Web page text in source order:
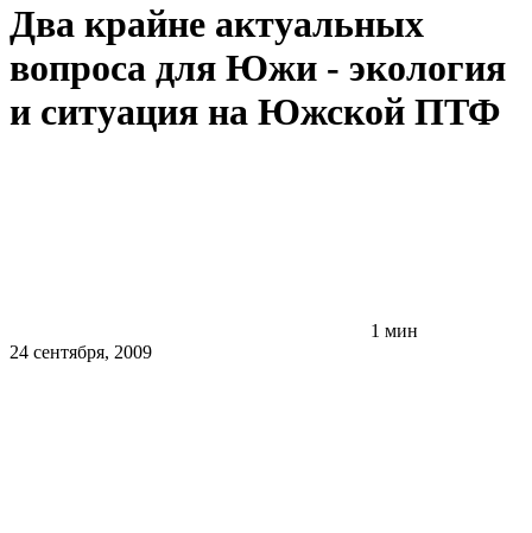
Два крайне актуальных
вопроса для Южи - экология
и ситуация на Южской ПТФ
1 мин
24 сентября, 2009